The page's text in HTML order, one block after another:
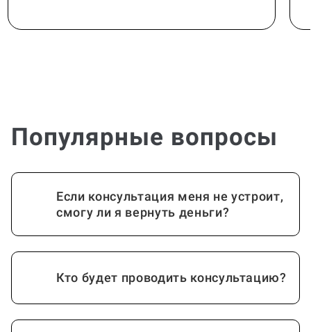
Популярные вопросы
Если консультация меня не устроит,
смогу ли я вернуть деньги?
Кто будет проводить консультацию?